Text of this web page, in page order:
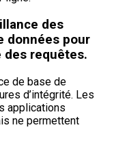
des
données pour
requêtes.
de base de
d’intégrité. Les
applications
ne permettent